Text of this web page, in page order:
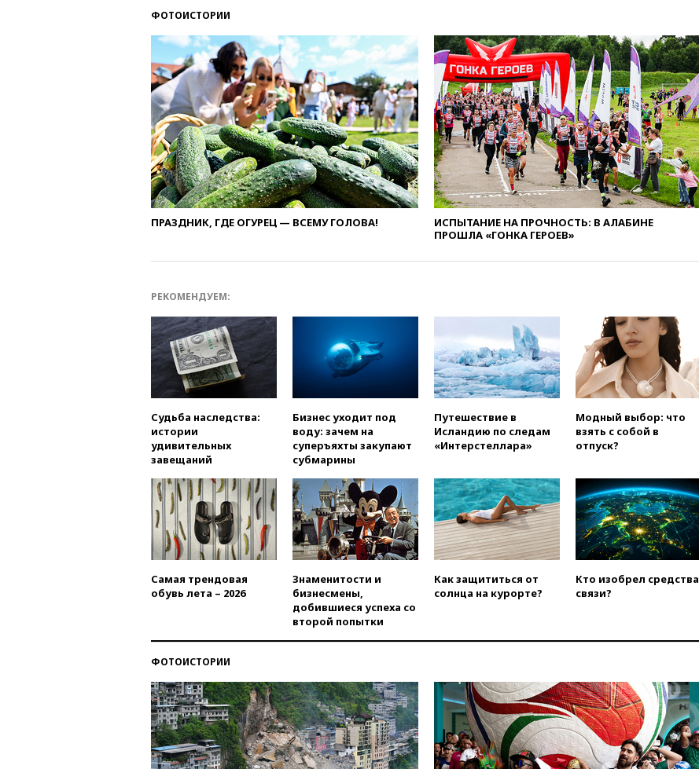
ФОТОИСТОРИИ
ПРАЗДНИК, ГДЕ ОГУРЕЦ — ВСЕМУ ГОЛОВА!
ИСПЫТАНИЕ НА ПРОЧНОСТЬ: В АЛАБИНЕ
ПРОШЛА «ГОНКА ГЕРОЕВ»
РЕКОМЕНДУЕМ:
Судьба наследства:
истории
удивительных
завещаний
Бизнес уходит под
воду: зачем на
суперъяхты закупают
субмарины
Путешествие в
Исландию по следам
«Интерстеллара»
Модный выбор: что
взять с собой в
отпуск?
Самая трендовая
обувь лета – 2026
Знаменитости и
бизнесмены,
добившиеся успеха со
второй попытки
Как защититься от
солнца на курорте?
Кто изобрел средства
связи?
ФОТОИСТОРИИ